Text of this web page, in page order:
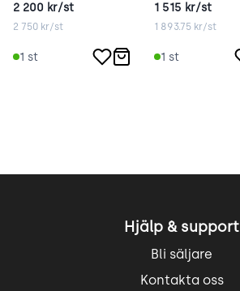
2 200 kr/st
2 750 kr/st
1 st
1 515 kr/st
1 893.75 kr/st
1 st
Hjälp & support
Bli säljare
Kontakta oss